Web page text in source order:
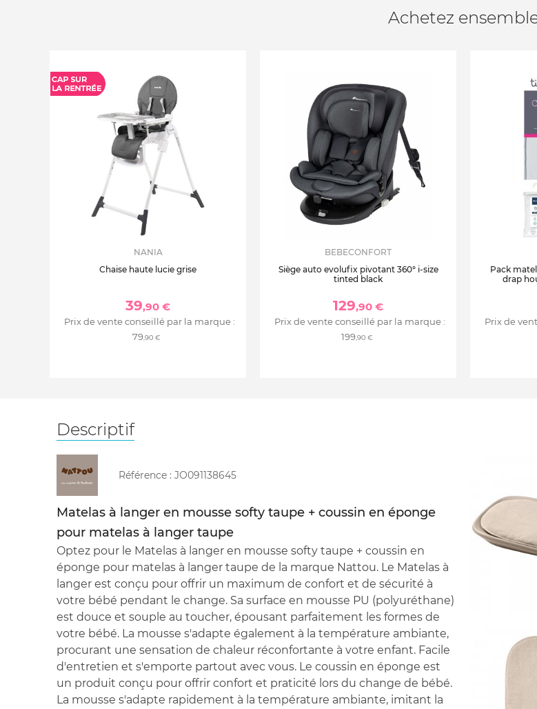
Achetez
NANIA
Chaise haute lucie grise
39,90 €
Prix de vente conseillé par la marque :
79,90 €
BEBECONFORT
Siège auto evolufix pivotant 360° i-size
tinted black
129,90 €
Prix de vente conseillé par la marque :
199,90 €
Pack
drap
Prix de
Descriptif
Référence : JO091138645
Matelas à langer en mousse softy taupe + coussin en éponge
pour matelas à langer taupe
Optez pour le Matelas à langer en mousse softy taupe + coussin en
éponge pour matelas à langer taupe de la marque Nattou. Le Matelas à
langer est conçu pour offrir un maximum de confort et de sécurité à
votre bébé pendant le change. Sa surface en mousse PU (polyuréthane)
est douce et souple au toucher, épousant parfaitement les formes de
votre bébé. La mousse s'adapte également à la température ambiante,
procurant une sensation de chaleur réconfortante à votre enfant. Facile
d'entretien et s'emporte partout avec vous. Le coussin en éponge est
un produit conçu pour offrir confort et praticité lors du change de bébé.
La mousse s'adapte rapidement à la température ambiante, imitant la